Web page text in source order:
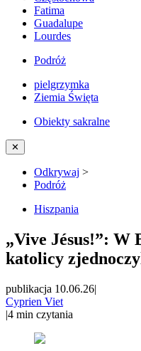
Fatima
Guadalupe
Lourdes
Podróż
pielgrzymka
Ziemia Święta
Obiekty sakralne
✕
Odkrywaj >
Podróż
Hiszpania
„Vive Jésus!”: W
katolicy
publikacja 10.06.26|
Cyprien Viet
|4 min czytania